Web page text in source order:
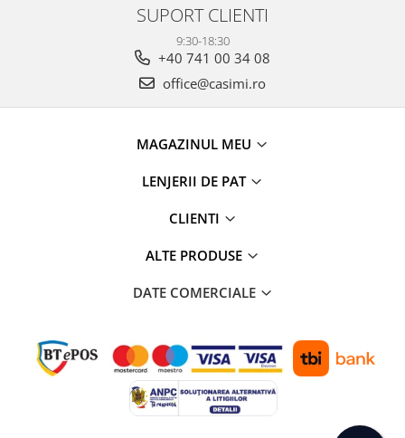
SUPORT CLIENTI
9:30-18:30
+40 741 00 34 08
office@casimi.ro
MAGAZINUL MEU
LENJERII DE PAT
CLIENTI
ALTE PRODUSE
DATE COMERCIALE